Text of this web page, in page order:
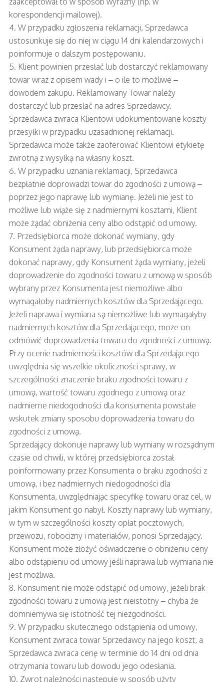
korespondencji mailowej).
4. W przypadku zgłoszenia reklamacji, Sprzedawca
ustosunkuje się do niej w ciągu 14 dni kalendarzowych i
poinformuje o dalszym postępowaniu.
5. Klient powinien przesłać lub dostarczyć reklamowany
towar wraz z opisem wady i – o ile to możliwe –
dowodem zakupu. Reklamowany Towar należy
dostarczyć lub przesłać na adres Sprzedawcy.
Sprzedawca zwraca Klientowi udokumentowane koszty
przesyłki w przypadku uzasadnionej reklamacji.
Sprzedawca może także zaoferować Klientowi etykietę
zwrotną z wysyłką na własny koszt.
6. W przypadku uznania reklamacji, Sprzedawca
bezpłatnie doprowadzi towar do zgodności z umową –
poprzez jego naprawę lub wymianę. Jeżeli nie jest to
możliwe lub wiąże się z nadmiernymi kosztami, Klient
może żądać obniżenia ceny albo odstąpić od umowy.
7. Przedsiębiorca może dokonać wymiany, gdy
Konsument żąda naprawy, lub przedsiębiorca może
dokonać naprawy, gdy Konsument żąda wymiany, jeżeli
doprowadzenie do zgodności towaru z umową w sposób
wybrany przez Konsumenta jest niemożliwe albo
wymagałoby nadmiernych kosztów dla Sprzedającego.
Jeżeli naprawa i wymiana są niemożliwe lub wymagałyby
nadmiernych kosztów dla Sprzedającego, może on
odmówić doprowadzenia towaru do zgodności z umową.
Przy ocenie nadmierności kosztów dla Sprzedającego
uwzględnia się wszelkie okoliczności sprawy, w
szczególności znaczenie braku zgodności towaru z
umową, wartość towaru zgodnego z umową oraz
nadmierne niedogodności dla konsumenta powstałe
wskutek zmiany sposobu doprowadzenia towaru do
zgodności z umową.
Sprzedający dokonuje naprawy lub wymiany w rozsądnym
czasie od chwili, w której przedsiębiorca został
poinformowany przez Konsumenta o braku zgodności z
umową, i bez nadmiernych niedogodności dla
Konsumenta, uwzględniając specyfikę towaru oraz cel, w
jakim Konsument go nabył. Koszty naprawy lub wymiany,
w tym w szczególności koszty opłat pocztowych,
przewozu, robocizny i materiałów, ponosi Sprzedający.
Konsument może złożyć oświadczenie o obniżeniu ceny
albo odstąpieniu od umowy jeśli naprawa lub wymiana nie
jest możliwa.
8. Konsument nie może odstąpić od umowy, jeżeli brak
zgodności towaru z umową jest nieistotny – chyba że
domniemywa się istotność tej niezgodności.
9. W przypadku skutecznego odstąpienia od umowy,
Konsument zwraca towar Sprzedawcy na jego koszt, a
Sprzedawca zwraca cenę w terminie do 14 dni od dnia
otrzymania towaru lub dowodu jego odesłania.
10. Zwrot należności następuje w sposób użyty